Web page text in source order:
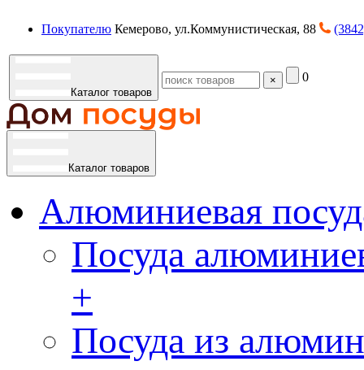
Покупателю Кемерово, ул.Коммунистическая, 88
Каталог товаров
× 0
Каталог товаров
Алюминиевая
Посуда
+
Посуда из